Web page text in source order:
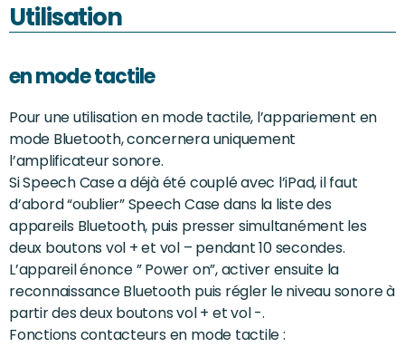
Utilisation
en mode tactile
Pour une utilisation en mode tactile, l’appariement en
mode Bluetooth, concernera uniquement
l’amplificateur sonore.
Si Speech Case a déjà été couplé avec l’iPad, il faut
d’abord “oublier” Speech Case dans la liste des
appareils Bluetooth, puis presser simultanément les
deux boutons vol + et vol – pendant 10 secondes.
L’appareil énonce ” Power on”, activer ensuite la
reconnaissance Bluetooth puis régler le niveau sonore à
partir des deux boutons vol + et vol -.
Fonctions contacteurs en mode tactile :